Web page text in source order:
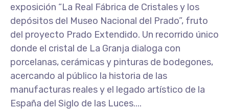
exposición “La Real Fábrica de Cristales y los
depósitos del Museo Nacional del Prado”, fruto
del proyecto Prado Extendido. Un recorrido único
donde el cristal de La Granja dialoga con
porcelanas, cerámicas y pinturas de bodegones,
acercando al público la historia de las
manufacturas reales y el legado artístico de la
España del Siglo de las Luces....